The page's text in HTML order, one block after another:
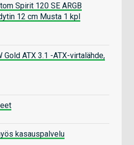
Spirit 120 SE ARGB
12 cm Musta 1 kpl
Gold ATX 3.1 -ATX-virtalähde,
kasauspalvelu